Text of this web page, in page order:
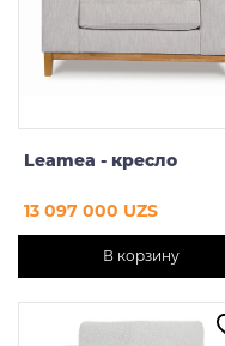
Leamea - кресло
13 097 000 UZS
В корзину